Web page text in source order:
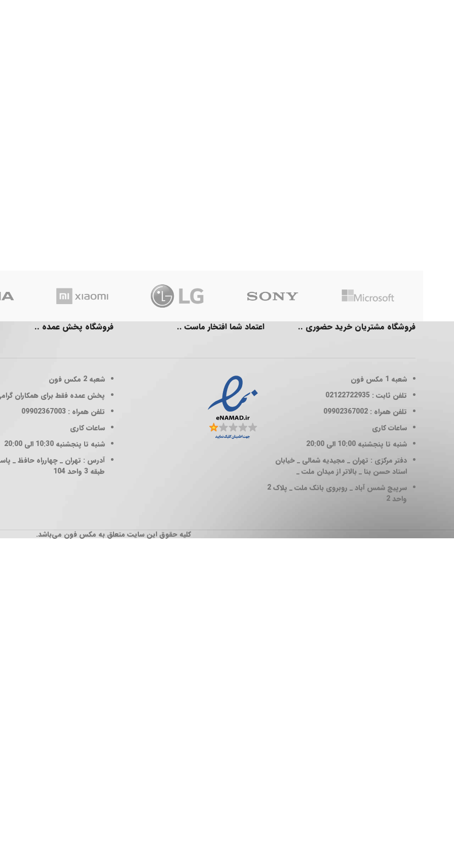
فروشگاه مشتریان خرید حضوری ..
شعبه 1
مکس فون
تلفن ثابت : 02122722935
تلفن همراه : 09902367002
ساعات کاری
شنبه تا پنجشنبه 10:00 الی 20:00
دفتر مرکزی : تهران _ مجیدیه شمالی _ خیابان
استاد حسن بنا _ بالاتر از میدان ملت _
سرپیچ شمس آباد _ روبروی بانک ملت _ پلاک 2
واحد 2
اعتماد شما افتخار ماست .. فروشگاه پخش عمده ..
شعبه 2
مکس فون
پخش عمده فقط برای همکاران
تلفن همراه : 09902367003
ساعات کاری
شنبه تا پنجشنبه 10:30 الی 20:00
آدرس : تهران _ چهارراه حافظ _
طبقه 3 واحد 104
کلیه حقوق این سایت متعلق به مکس فون می‌باشد.